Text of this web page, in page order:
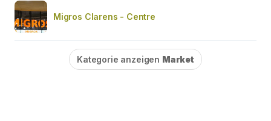
Migros Clarens - Centre
Kategorie anzeigen Market